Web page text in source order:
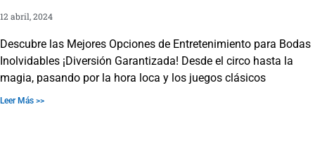
12 abril, 2024
Descubre las Mejores Opciones de Entretenimiento para Bodas
Inolvidables ¡Diversión Garantizada! Desde el circo hasta la
magia, pasando por la hora loca y los juegos clásicos
Leer Más >>